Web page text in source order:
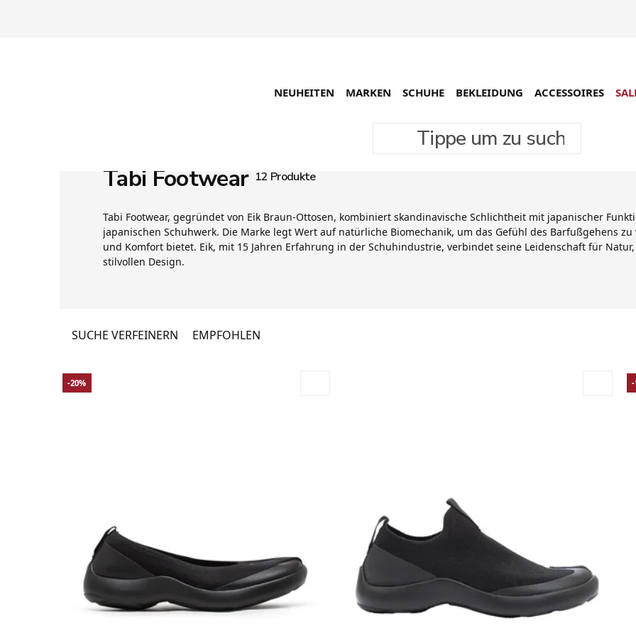
Tippe um zu suchen
NEUHEITEN MARKEN SCHUHE BEKLEIDUNG ACCESSOIRES
Tabi Footwear 12 Produkte
Tabi Footwear, gegründet von Eik Braun-Ottosen, kombiniert skandinavische Schlichtheit mit japanischer
japanischen Schuhwerk. Die Marke legt Wert auf natürliche Biomechanik, um das Gefühl des Barfußgehens
und Komfort bietet. Eik, mit 15 Jahren Erfahrung in der Schuhindustrie, verbindet seine Leidenschaft für
stilvollen Design.
SUCHE VERFEINERN EMPFOHLEN
-20% -